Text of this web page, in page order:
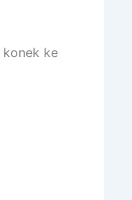
ke